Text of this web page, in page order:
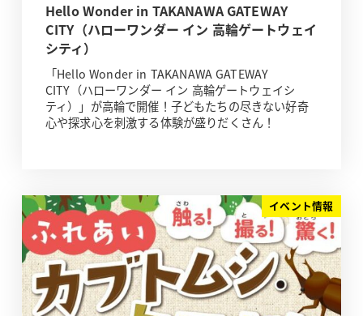
Hello Wonder in TAKANAWA GATEWAY
CITY（ハローワンダー イン 高輪ゲートウェイ
シティ）
「Hello Wonder in TAKANAWA GATEWAY
CITY（ハローワンダー イン 高輪ゲートウェイシ
ティ）」が高輪で開催！子どもたちの尽きない好奇
心や探求心を刺激する体験が盛りだくさん！
イベント情報